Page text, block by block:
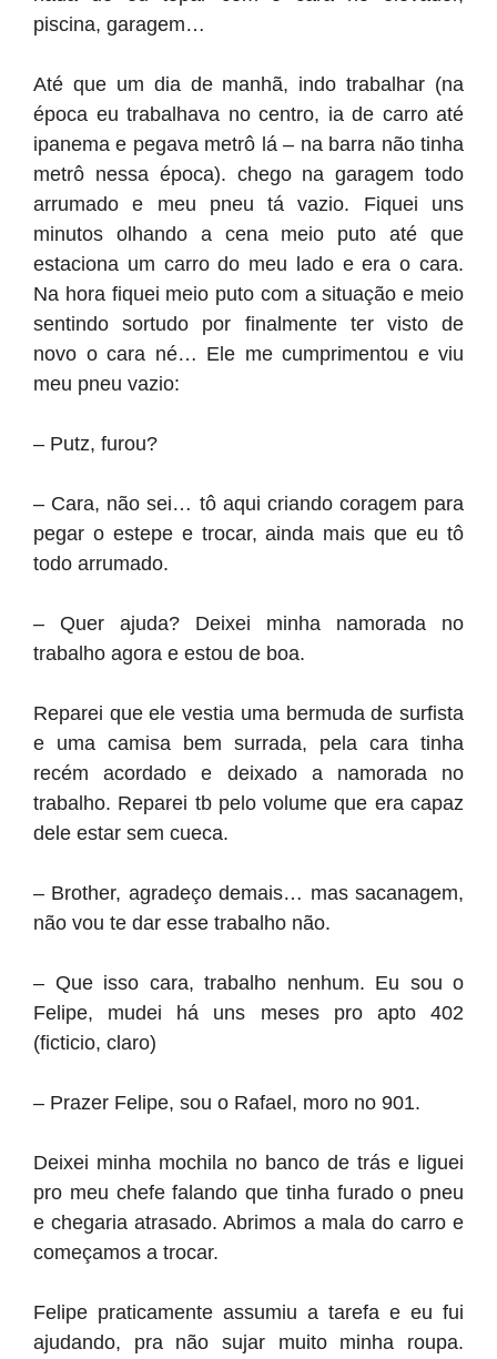
piscina, garagem…
Até que um dia de manhã, indo trabalhar (na
época eu trabalhava no centro, ia de carro até
ipanema e pegava metrô lá – na barra não tinha
metrô nessa época). chego na garagem todo
arrumado e meu pneu tá vazio. Fiquei uns
minutos olhando a cena meio puto até que
estaciona um carro do meu lado e era o cara.
Na hora fiquei meio puto com a situação e meio
sentindo sortudo por finalmente ter visto de
novo o cara né… Ele me cumprimentou e viu
meu pneu vazio:
– Putz, furou?
– Cara, não sei… tô aqui criando coragem para
pegar o estepe e trocar, ainda mais que eu tô
todo arrumado.
– Quer ajuda? Deixei minha namorada no
trabalho agora e estou de boa.
Reparei que ele vestia uma bermuda de surfista
e uma camisa bem surrada, pela cara tinha
recém acordado e deixado a namorada no
trabalho. Reparei tb pelo volume que era capaz
dele estar sem cueca.
– Brother, agradeço demais… mas sacanagem,
não vou te dar esse trabalho não.
– Que isso cara, trabalho nenhum. Eu sou o
Felipe, mudei há uns meses pro apto 402
(ficticio, claro)
– Prazer Felipe, sou o Rafael, moro no 901.
Deixei minha mochila no banco de trás e liguei
pro meu chefe falando que tinha furado o pneu
e chegaria atrasado. Abrimos a mala do carro e
começamos a trocar.
Felipe praticamente assumiu a tarefa e eu fui
ajudando, pra não sujar muito minha roupa.